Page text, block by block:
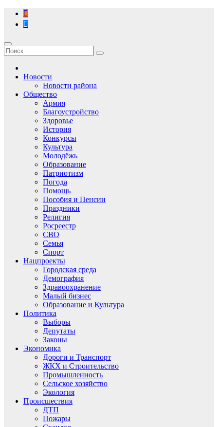
Перейти
содержимому
Новости
Новости района
Общество
Армия
Благоустройство
Здоровье
История
Конкурсы
Культура
Молодёжь
Образование
Патриотизм
Погода
Помощь
Пособия и Пенсии
Праздники
Религия
Росреестр
СВО
Семья
Спорт
Нацпроекты
Городская среда
Демография
Здравоохранение
Малый бизнес
Образование и Культура
Политика
Выборы
Депутаты
Законы
Экономика
Дороги и Транспорт
ЖКХ и Строительство
Промышленность
Сельское хозяйство
Экология
Происшествия
ДТП
Пожары